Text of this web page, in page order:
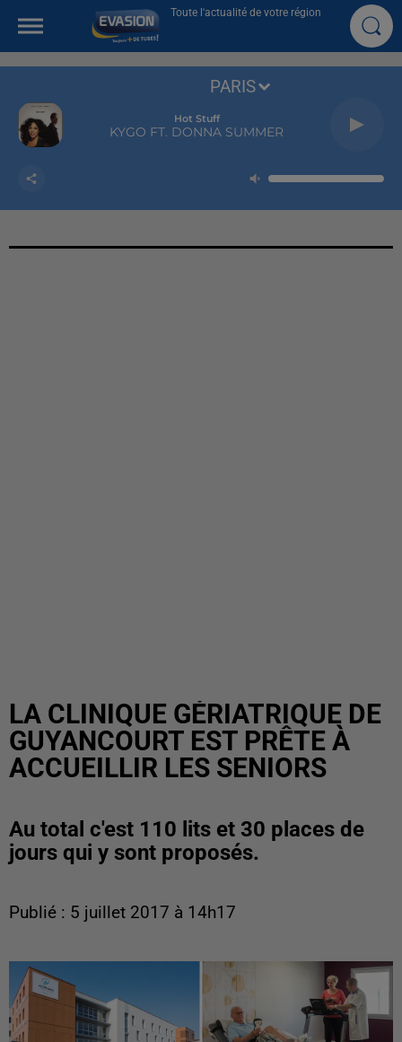
Toute l'actualité de votre région
Hot Stuff
KYGO FT. DONNA SUMMER
PARIS
LA CLINIQUE GÉRIATRIQUE DE
GUYANCOURT EST PRÊTE À
ACCUEILLIR LES SENIORS
Au total c'est 110 lits et 30 places de
jours qui y sont proposés.
Publié : 5 juillet 2017 à 14h17